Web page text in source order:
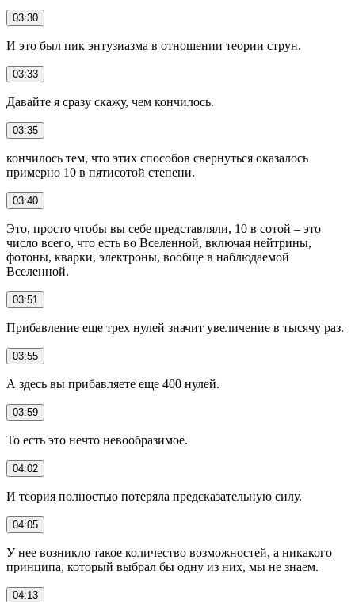
03:30
И это был пик энтузиазма в отношении теории струн.
03:33
Давайте я сразу скажу, чем кончилось.
03:35
кончилось тем, что этих способов свернуться оказалось
примерно 10 в пятисотой степени.
03:40
Это, просто чтобы вы себе представляли, 10 в сотой – это
число всего, что есть во Вселенной, включая нейтрины,
фотоны, кварки, электроны, вообще в наблюдаемой
Вселенной.
03:51
Прибавление еще трех нулей значит увеличение в тысячу раз.
03:55
А здесь вы прибавляете еще 400 нулей.
03:59
То есть это нечто невообразимое.
04:02
И теория полностью потеряла предсказательную силу.
04:05
У нее возникло такое количество возможностей, а никакого
принципа, который выбрал бы одну из них, мы не знаем.
04:13